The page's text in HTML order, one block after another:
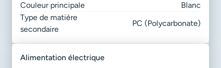
Couleur principale
Blanc
Type de matière
secondaire
PC (Polycarbonate)
alimentation électrique